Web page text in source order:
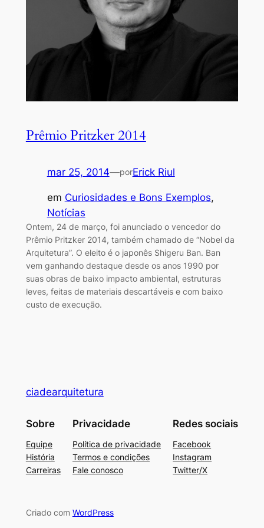
Prêmio Pritzker 2014
mar 25, 2014—porErick Riul
em Curiosidades e Bons Exemplos
Notícias
Ontem, 24 de março, foi anunciado o vencedor do
Prêmio Pritzker 2014, também chamado de “Nobel da
Arquitetura”. O eleito é o japonês Shigeru Ban. Ban
vem ganhando destaque desde os anos 1990 por
suas obras de baixo impacto ambiental, estruturas
leves, feitas de materiais descartáveis e com baixo
custo de execução.
ciadearquitetura
Sobre
Equipe
História
Carreiras
Privacidade
Política de privacidade
Termos e condições
Fale conosco
Redes sociais
Facebook
Instagram
Twitter/X
Criado com WordPress